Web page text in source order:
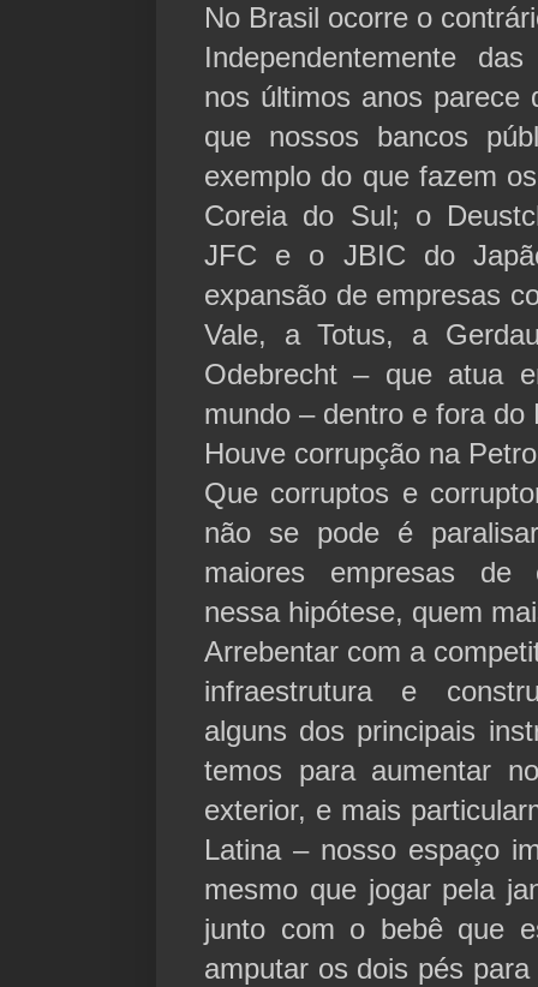
No Brasil ocorre o
Independentemente
nos últimos anos parece
que nossos bancos
exemplo do que fazem
Coreia do Sul; o
JFC e o JBIC do
expansão de empresas
Vale, a Totus, a
Odebrecht – que atua
mundo – dentro e fora do
Houve corrupção na
Que corruptos e
não se pode é
maiores empresas de
nessa hipótese, quem
Arrebentar com a
infraestrutura e
alguns dos principais
temos para aumentar
exterior, e mais
Latina – nosso espaço
mesmo que jogar pela
junto com o bebê que
amputar os dois pés